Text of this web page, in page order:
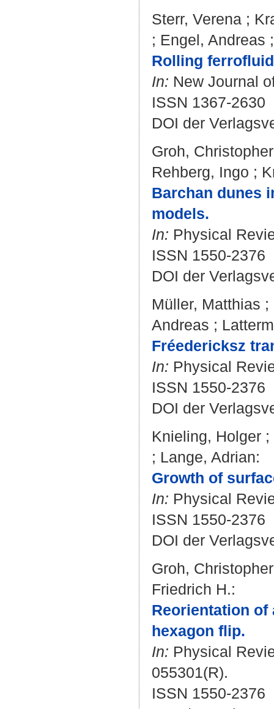
Sterr, Verena ;
; Engel, Andreas
Rolling
In: New Journal
ISSN 1367-2630
DOI der
Groh, Christopher
Rehberg, Ingo ;
Barchan dunes
models.
In: Physical
ISSN 1550-2376
DOI der
Müller, Matthias ;
Andreas ;
Fréedericksz
In: Physical
ISSN 1550-2376
DOI der
Knieling, Holger ;
; Lange, Adrian:
Growth of
In: Physical
ISSN 1550-2376
DOI der
Groh, Christopher
Friedrich H.:
Reorientation of
hexagon flip.
In: Physical
055301(R).
ISSN 1550-2376